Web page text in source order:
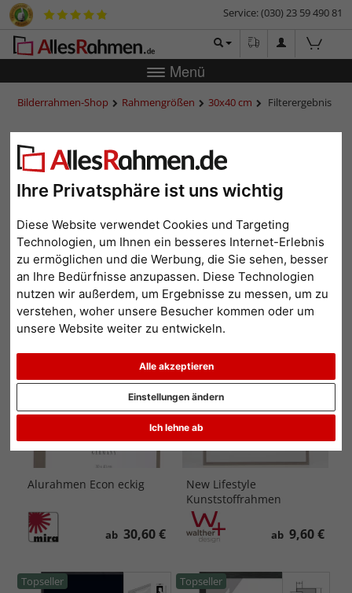
Ihre Privatsphäre ist uns wichtig
Diese Website verwendet Cookies und Targeting
Technologien, um Ihnen ein besseres Internet-Erlebnis
zu ermöglichen und die Werbung, die Sie sehen, besser
an Ihre Bedürfnisse anzupassen. Diese Technologien
nutzen wir außerdem, um Ergebnisse zu messen, um zu
verstehen, woher unsere Besucher kommen oder um
unsere Website weiter zu entwickeln.
Alle akzeptieren
Ich lehne ab
Einstellungen ändern
Service: (030) 23 59 490 81
Menü
Bilderrahmen-Shop Rahmengrößen 30x40 cm Filterergebnis
30x40 cm
Alle Filter zurücksetzen
Farbe: Grau
1 2 3 ... 9 >
Beliebtheit Preis aufsteigend Preis absteigend
Topseller
Alurahmen Econ eckig
ab 30,60 €
Topseller
New Lifestyle
Kunststoffrahmen
ab 9,60 €
Topseller Topseller